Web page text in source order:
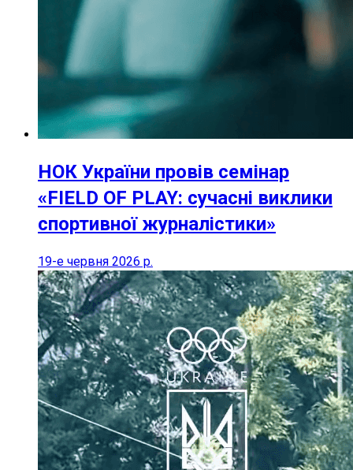
НОК України провів семінар
«FIELD OF PLAY: сучасні виклики
спортивної журналістики»
19-е червня 2026 р.